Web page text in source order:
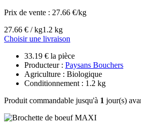
Prix de vente : 27.66 €/kg
27.66 € / kg1.2 kg
Choisir une livraison
33.19 € la pièce
Producteur : Paysans Bouchers
Agriculture : Biologique
Conditionnement : 1.2 kg
Produit commandable jusqu'à 1 jour(s)